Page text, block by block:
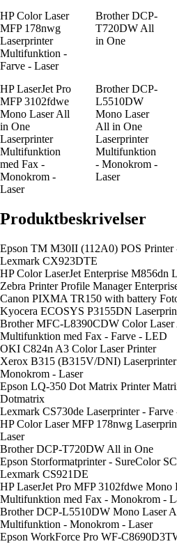
HP Color Laser
MFP 178nwg
Laserprinter
Multifunktion -
Farve - Laser
Brother DCP-
T720DW All
in One
HP LaserJet Pro
MFP 3102fdwe
Mono Laser All
in One
Laserprinter
Multifunktion
med Fax -
Monokrom -
Laser
Brother DCP-
L5510DW
Mono Laser
All in One
Laserprinter
Multifunktion
- Monokrom -
Laser
Produktbeskrivelser
Epson TM M30II (112A0) POS
Lexmark CX923DTE
HP Color LaserJet Enterprise M856dn
Zebra Printer Profile Manager
Canon PIXMA TR150 with battery
Kyocera ECOSYS P3155DN
Brother MFC-L8390CDW Color
Multifunktion med Fax - Farve - LED
OKI C824n A3 Color Laser Printer
Xerox B315 (B315V/DNI)
Monokrom - Laser
Epson LQ-350 Dot Matrix Printer
Dotmatrix
Lexmark CS730de Laserprinter - Farve
HP Color Laser MFP 178nwg
Laser
Brother DCP-T720DW All in One
Epson Storformatprinter - SureColor
Lexmark CS921DE
HP LaserJet Pro MFP 3102fdwe
Multifunktion med Fax - Monokrom -
Brother DCP-L5510DW Mono Laser
Multifunktion - Monokrom - Laser
Epson WorkForce Pro WF-